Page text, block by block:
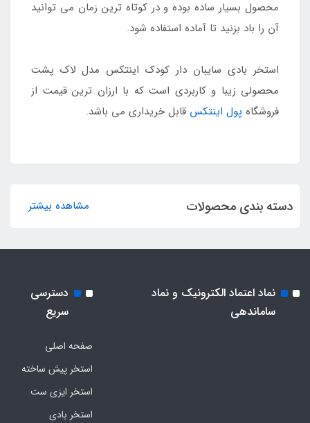
محصول بسیار ساده بوده و در کوتاه ترین زمان می توانید
آن را باد بزنید تا آماده استفاده شود.
استخر بادی سایبان دار کودک اینتکس مدل لاک پشت
محصولی زیبا و کاربردی است که با ارزان ترین قیمت از
فروشگاه پول اینتکس قابل خریداری می باشد.
دسته بندی محصولات مشاهده بیشتر
نماد اعتماد الکترونیک و نماد
ساماندهی
دسترسی
سریع
صفحه اصلی
استخر پیش ساخته
استخر ایزی ست
استخر بادی